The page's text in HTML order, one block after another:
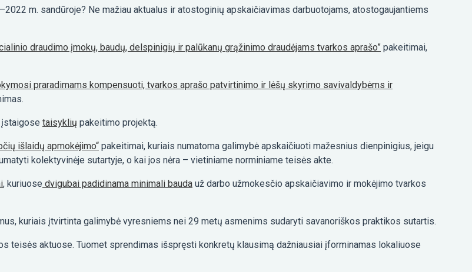
m. sandūroje? Ne mažiau aktualus ir atostoginių apskaičiavimas darbuotojams, atostogaujantiems
draudimo įmokų, baudų, delspinigių ir palūkanų grąžinimo draudėjams tvarkos aprašo” pakeitimai,
praradimams kompensuoti, tvarkos aprašo patvirtinimo ir lėšų skyrimo savivaldybėms ir
įstaigose taisyklių pakeitimo projektą.
išlaidų apmokėjimo“ pakeitimai, kuriais numatoma galimybė apskaičiuoti mažesnius dienpinigius, jeigu
kolektyvinėje sutartyje, o kai jos nėra – vietiniame norminiame teisės akte.
, kuriuose dvigubai padidinama minimali bauda už darbo užmokesčio apskaičiavimo ir mokėjimo tvarkos
, kuriais įtvirtinta galimybė vyresniems nei 29 metų asmenims sudaryti savanoriškos praktikos sutartis.
teisės aktuose. Tuomet sprendimas išspręsti konkretų klausimą dažniausiai įforminamas lokaliuose